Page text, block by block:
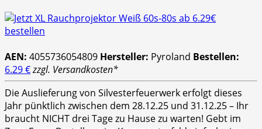
AEN: 4055736054809 Hersteller: Pyroland Bestellen:
6.29 €zzgl. Versandkosten*
Die Auslieferung von Silvesterfeuerwerk erfolgt dieses
Jahr pünktlich zwischen dem 28.12.25 und 31.12.25 – Ihr
braucht NICHT drei Tage zu Hause zu warten! Gebt im